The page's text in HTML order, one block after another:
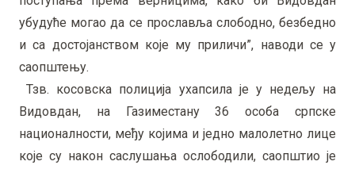
убудуће могао да се прославља слободно, безбедно
и са достојанством које му приличи”, наводи се у
саопштењу.
Тзв. косовска полиција ухапсила је у недељу на
Видовдан, на Газиместану 36 особа српске
националности, међу којима и једно малолетно лице
које су након саслушања ослободили, саопштио је